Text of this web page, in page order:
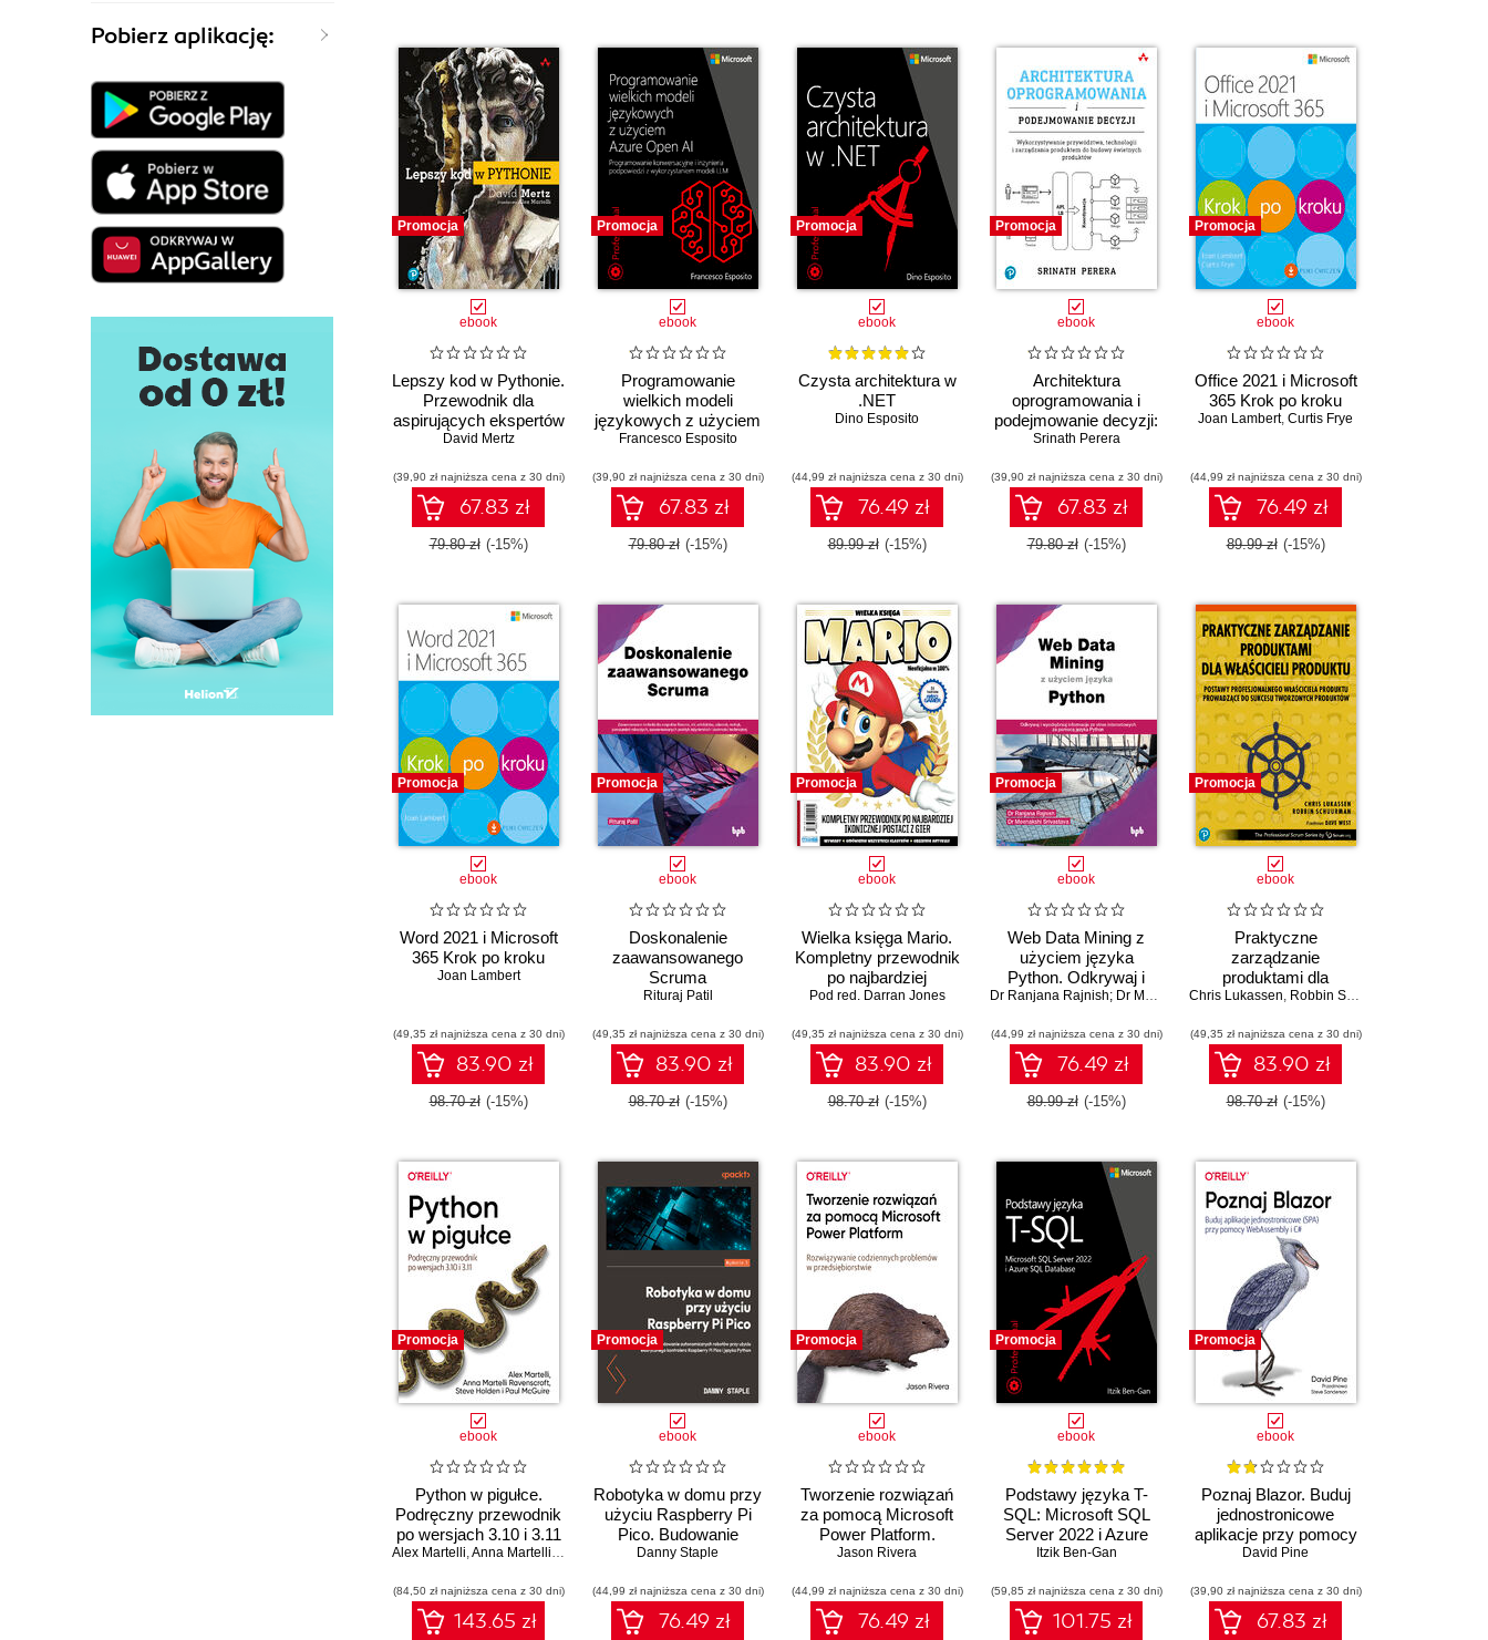
Pobierz aplikację:
Promocja
ebook
Lepszy kod w Pythonie.
Przewodnik dla
aspirujących ekspertów
David Mertz
(39,90 zł najniższa cena z 30 dni)
67.83 zł
79.80 zł (-15%)
Promocja
ebook
Programowanie
wielkich modeli
językowych z użyciem
Azure Open AI.
konwersacyjne i
inżynieria podpowiedzi
z wykorzystaniem
modeli LLM
Francesco Esposito
(39,90 zł najniższa cena z 30 dni)
67.83 zł
79.80 zł (-15%)
Promocja
ebook
Czysta architektura w
.NET
Dino Esposito
(44,99 zł najniższa cena z 30 dni)
76.49 zł
89.99 zł (-15%)
Promocja
ebook
Architektura
oprogramowania i
podejmowanie decyzji:
Wykorzystywanie
technologii i
zarządzania produktem
do budowy świetnych
produktów
Srinath Perera
(39,90 zł najniższa cena z 30 dni)
67.83 zł
79.80 zł (-15%)
Promocja
ebook
Office 2021 i Microsoft
365 Krok po kroku
Joan Lambert, Curtis Frye
(44,99 zł najniższa cena z 30 dni)
76.49 zł
89.99 zł (-15%)
Promocja
ebook
Word 2021 i Microsoft
365 Krok po kroku
Joan Lambert
(49,35 zł najniższa cena z 30 dni)
83.90 zł
98.70 zł (-15%)
Promocja
ebook
Doskonalenie
zaawansowanego
Scruma
Rituraj Patil
(49,35 zł najniższa cena z 30 dni)
83.90 zł
98.70 zł (-15%)
Promocja
ebook
Wielka księga Mario.
Kompletny przewodnik
po najbardziej
ikonicznej postaci z gier
Pod red. Darran Jones
(49,35 zł najniższa cena z 30 dni)
83.90 zł
98.70 zł (-15%)
Promocja
ebook
Web Data Mining z
użyciem języka
Python. Odkrywaj i
wyodrębniaj informacje
za pomocą języka
Python
Dr Ranjana Rajnish; Dr Meenakshi Srivastava
(44,99 zł najniższa cena z 30 dni)
76.49 zł
89.99 zł (-15%)
Promocja
ebook
Praktyczne
zarządzanie
produktami dla
właścicieli produktu.
PROFESJONALNEGO
WŁAŚCICIELA
PRODUKTU
PROWADZĄCE DO
PRODUKTÓW
Chris Lukassen, Robbin Schuurman
(49,35 zł najniższa cena z 30 dni)
83.90 zł
98.70 zł (-15%)
Promocja
ebook
Python w pigułce.
Podręczny przewodnik
po wersjach 3.10 i 3.11
Alex Martelli,Anna Martelli Ravenscroft Steve Holden,
(84,50 zł najniższa cena z 30 dni)
143.65 zł
Promocja
ebook
Robotyka w domu przy
użyciu Raspberry Pi
Pico. Budowanie
autonomicznych
elastycznego kontrolera
Raspberry Pi Pico i
języka Python
Danny Staple
(44,99 zł najniższa cena z 30 dni)
76.49 zł
Promocja
ebook
Tworzenie rozwiązań
za pomocą Microsoft
Power Platform.
Rozwiązywanie
problemów w
przedsiębiorstwie
Jason Rivera
(44,99 zł najniższa cena z 30 dni)
76.49 zł
Promocja
ebook
Podstawy języka T-
SQL: Microsoft SQL
Server 2022 i Azure
SQL Database
Itzik Ben-Gan
(59,85 zł najniższa cena z 30 dni)
101.75 zł
Promocja
ebook
Poznaj Blazor. Buduj
jednostronicowe
aplikacje przy pomocy
WebAssembly i C#
David Pine
(39,90 zł najniższa cena z 30 dni)
67.83 zł